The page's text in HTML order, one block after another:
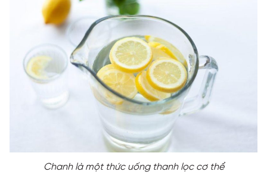
Chanh là một thức uống thanh lọc cơ thể